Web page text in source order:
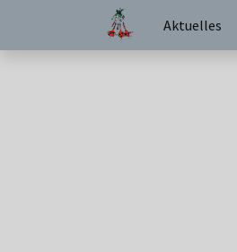
Aktuelles